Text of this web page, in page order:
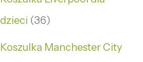
dzieci 36
Koszulka Manchester City